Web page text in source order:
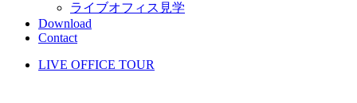
ライブオフィス見学
Download
Contact
LIVE OFFICE TOUR